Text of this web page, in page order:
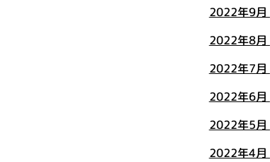
2022年9月
2022年8月
2022年7月
2022年6月
2022年5月
2022年4月